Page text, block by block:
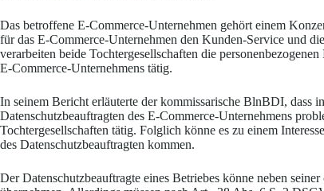
Das betroffene E-Commerce-Unternehmen gehört einem
für das E-Commerce-Unternehmen den Kunden-Service und
verarbeiten beide Tochtergesellschaften die
E-Commerce-Unternehmens tätig.
In seinem Bericht erläuterte der kommissarische BlnBDI, dass
Datenschutzbeauftragten des E-Commerce-Unternehmens
Tochtergesellschaften tätig. Folglich könne es zu einem
des Datenschutzbeauftragten kommen.
Der Datenschutzbeauftragte eines Betriebes könne neben